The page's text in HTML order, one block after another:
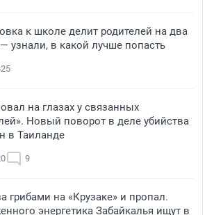
к школе делит родителей на два
узнали, в какой лучше попасть
на глазах у связанных
Новый поворот в деле убийства
в Таиланде
9
грибами на «Крузаке» и пропал.
энергетика Забайкалья ищут в